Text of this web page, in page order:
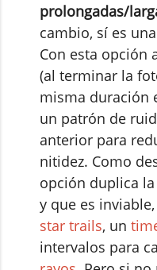
prolongadas/
cambio, sí es
Con esta opción
(al terminar la
misma duración
un patrón de
anterior para
nitidez. Como
opción duplica
y que es
star trails, un
intervalos para